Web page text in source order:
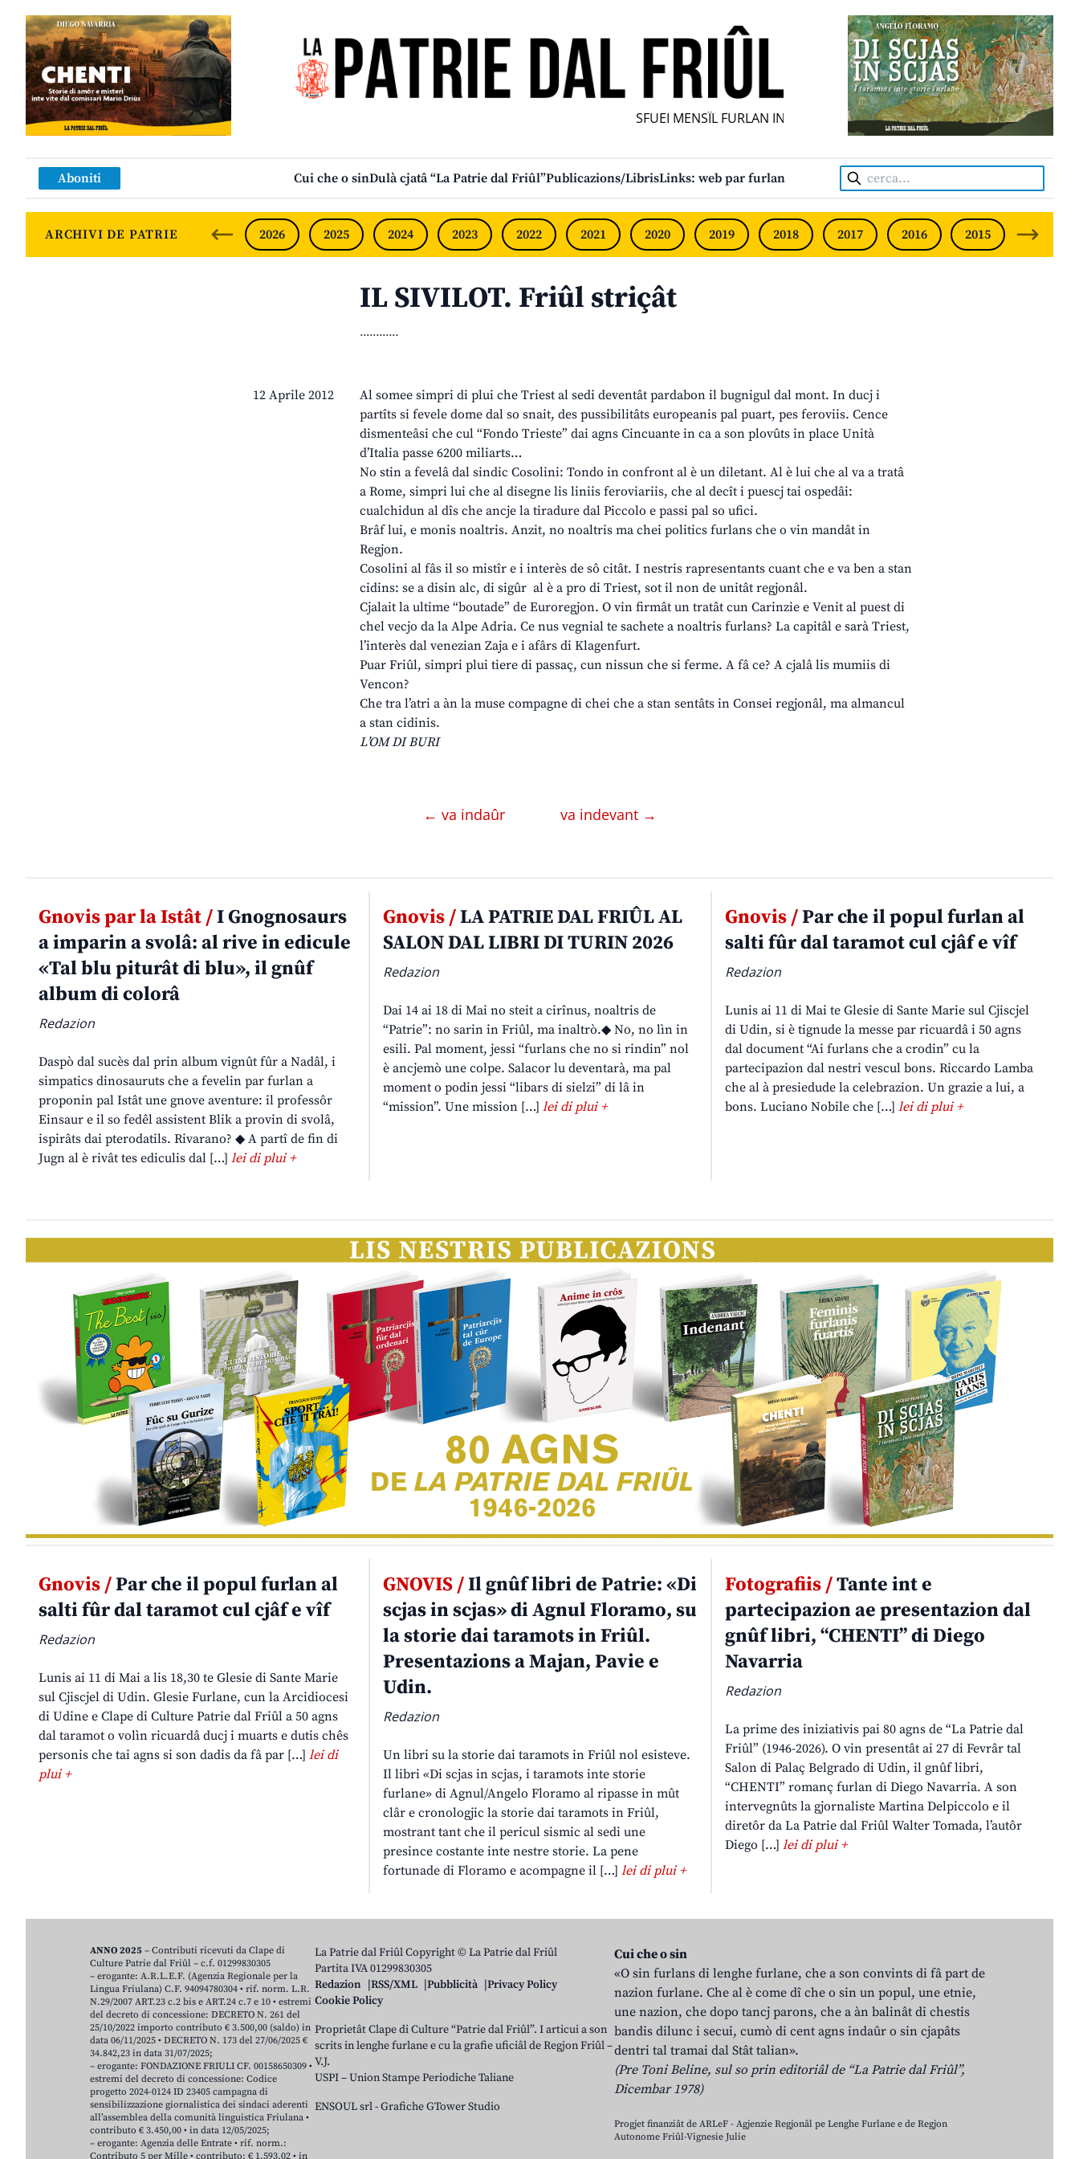
SFUEI MENSÎL FURLAN INDIPENDENT • INDEPENDENT FRIULIAN MONTHLY
Aboniti Cui che o sinDulà cjatâ “La Patrie dal Friûl”Publicazions/LibrisLinks: web par furlan Cerca:
ARCHIVI DE PATRIE 2026 2025 2024 2023 2022 2021 2020 2019 2018 2017 2016 2015 2014
IL SIVILOT. Friûl striçât
............
12 Aprile 2012
Al somee simpri di plui che Triest al sedi deventât pardabon il bugnigul dal mont. In ducj i
partîts si fevele dome dal so snait, des pussibilitâts europeanis pal puart, pes feroviis. Cence
dismenteâsi che cul “Fondo Trieste” dai agns Cincuante in ca a son plovûts in place Unità
d’Italia passe 6200 miliarts…
No stin a fevelâ dal sindic Cosolini: Tondo in confront al è un diletant. Al è lui che al va a tratâ
a Rome, simpri lui che al disegne lis liniis feroviariis, che al decît i puescj tai ospedâi:
cualchidun al dîs che ancje la tiradure dal Piccolo e passi pal so ufici.
Brâf lui, e monis noaltris. Anzit, no noaltris ma chei politics furlans che o vin mandât in
Regjon.
Cosolini al fâs il so mistîr e i interès de sô citât. I nestris rapresentants cuant che e va ben a stan
cidins: se a disin alc, di sigûr al è a pro di Triest, sot il non de unitât regjonâl.
Cjalait la ultime “boutade” de Euroregjon. O vin firmât un tratât cun Carinzie e Venit al puest di
chel vecjo da la Alpe Adria. Ce nus vegnial te sachete a noaltris furlans? La capitâl e sarà Triest,
l’interès dal venezian Zaja e i afârs di Klagenfurt.
Puar Friûl, simpri plui tiere di passaç, cun nissun che si ferme. A fâ ce? A cjalâ lis mumiis di
Vencon?
Che tra l’atri a àn la muse compagne di chei che a stan sentâts in Consei regjonâl, ma almancul
a stan cidinis.
L’OM DI BURI
← va indaûr va indevant →
Gnovis par la Istât /I Gnognosaurs
a imparin a svolâ: al rive in edicule
«Tal blu piturât di blu», il gnûf
album di colorâ
Redazion
Daspò dal sucès dal prin album vignût fûr a Nadâl, i
simpatics dinosauruts che a fevelin par furlan a
proponin pal Istât une gnove aventure: il professôr
Einsaur e il so fedêl assistent Blik a provin di svolâ,
ispirâts dai pterodatils. Rivarano? ◆ A partî de fin di
Jugn al è rivât tes ediculis dal […] lei di plui +
Gnovis /LA PATRIE DAL FRIÛL AL
SALON DAL LIBRI DI TURIN 2026
Redazion
Dai 14 ai 18 di Mai no steit a cirînus, noaltris de
“Patrie”: no sarin in Friûl, ma inaltrò.◆ No, no lìn in
esili. Pal moment, jessi “furlans che no si rindin” nol
è ancjemò une colpe. Salacor lu deventarà, ma pal
moment o podin jessi “libars di sielzi” di lâ in
“mission”. Une mission […] lei di plui +
Gnovis /Par che il popul furlan al
salti fûr dal taramot cul cjâf e vîf
Redazion
Lunis ai 11 di Mai te Glesie di Sante Marie sul Cjiscjel
di Udin, si è tignude la messe par ricuardâ i 50 agns
dal document “Ai furlans che a crodin” cu la
partecipazion dal nestri vescul bons. Riccardo Lamba
che al à presiedude la celebrazion. Un grazie a lui, a
bons. Luciano Nobile che […]lei di plui +
Gnovis /Par che il popul furlan al
salti fûr dal taramot cul cjâf e vîf
Redazion
Lunis ai 11 di Mai a lis 18,30 te Glesie di Sante Marie
sul Cjiscjel di Udin. Glesie Furlane, cun la Arcidiocesi
di Udine e Clape di Culture Patrie dal Friûl a 50 agns
dal taramot o volìn ricuardâ ducj i muarts e dutis chês
personis che tai agns si son dadis da fâ par […] lei di
plui +
GNOVIS /Il gnûf libri de Patrie: «Di
scjas in scjas» di Agnul Floramo, su
la storie dai taramots in Friûl.
Presentazions a Majan, Pavie e
Udin.
Redazion
Un libri su la storie dai taramots in Friûl nol esisteve.
Il libri «Di scjas in scjas, i taramots inte storie
furlane» di Agnul/Angelo Floramo al ripasse in mût
clâr e cronologjic la storie dai taramots in Friûl,
mostrant tant che il pericul sismic al sedi une
presince costante inte nestre storie. La pene
fortunade di Floramo e acompagne il […] lei di plui +
Fotografiis /Tante int e
partecipazion ae presentazion dal
gnûf libri, “CHENTI” di Diego
Navarria
Redazion
La prime des iniziativis pai 80 agns de “La Patrie dal
Friûl” (1946-2026). O vin presentât ai 27 di Fevrâr tal
Salon di Palaç Belgrado di Udin, il gnûf libri,
“CHENTI” romanç furlan di Diego Navarria. A son
intervegnûts la gjornaliste Martina Delpiccolo e il
diretôr da La Patrie dal Friûl Walter Tomada, l’autôr
Diego […]lei di plui +
La Patrie dal Friûl Copyright © La Patrie dal Friûl
Partita IVA 01299830305
Redazion
RSS/XML Pubblicità
Privacy Policy
Cookie Policy
Proprietât Clape di Culture “Patrie dal Friûl”. I articui a son
scrits in lenghe furlane e cu la grafie uficiâl de Regjon Friûl –
V.J.
USPI – Union Stampe Periodiche Taliane
ENSOUL srl-Grafiche GTower Studio
Cui che o sin
«O sin furlans di lenghe furlane, che a son convints di fâ part de
nazion furlane. Che al è come dî che o sin un popul, une etnie,
une nazion, che dopo tancj parons, che a àn balinât di chestis
bandis dilunc i secui, cumò di cent agns indaûr o sin cjapâts
dentri tal tramai dal Stât talian».
(Pre Toni Beline, sul so prin editoriâl de “La Patrie dal Friûl”,
Dicembar 1978)
Progjet finanziât de ARLeF - Agjenzie Regjonâl pe Lenghe Furlane e de Regjon
Autonome Friûl-Vignesie Julie
ANNO 2025 – Contributi ricevuti da Clape di
Culture Patrie dal Friûl – c.f. 01299830305
– erogante: A.R.L.E.F. (Agenzia Regionale per la
Lingua Friulana) C.F. 94094780304 • rif. norm. L.R.
N.29/2007 ART.23 c.2 bis e ART.24 c.7 e 10 • estremi
del decreto di concessione: DECRETO N. 261 del
25/10/2022 importo contributo € 3.500,00 (saldo) in
data 06/11/2025 • DECRETO N. 173 del 27/06/2025 €
34.842,23 in data 31/07/2025;
– erogante: FONDAZIONE FRIULI CF. 00158650309 •
estremi del decreto di concessione: Codice
progetto 2024-0124 ID 23405 campagna di
sensibilizzazione giornalistica dei sindaci aderenti
all’assemblea della comunità linguistica Friulana •
contributo € 3.450,00 • in data 12/05/2025;
– erogante: Agenzia delle Entrate • rif. norm.:
Contributo 5 per Mille • contributo: € 1.593,02 • in